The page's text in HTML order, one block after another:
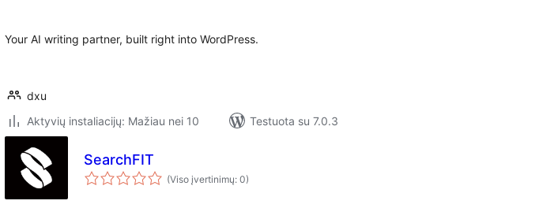
Your AI writing partner, built right into WordPress.
dxu
Aktyvių instaliacijų: Mažiau nei 10
Testuota su 7.0.3
SearchFIT
(Viso įvertinimų: 0)